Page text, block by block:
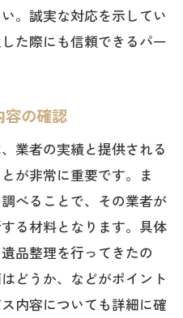
。誠実な対応を示してい
た際にも信頼できるパー
容の確認
業者の実績と提供される
が非常に重要です。ま
べることで、その業者が
る材料となります。具体
品整理を行ってきたの
どうか、などがポイント
内容についても詳細に確